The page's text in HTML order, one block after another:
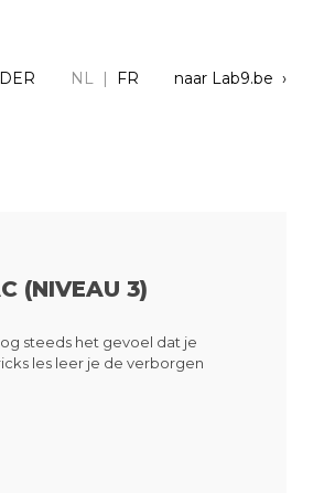
NL | FR naar Lab9.be ›
(NIVEAU 3)
steeds het gevoel dat je
les leer je de verborgen